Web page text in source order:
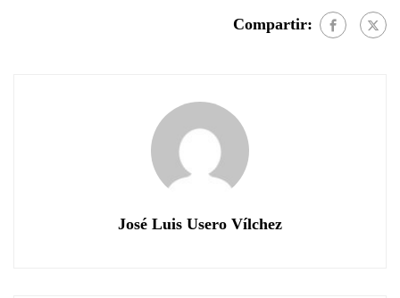
Compartir:
José Luis Usero Vílchez